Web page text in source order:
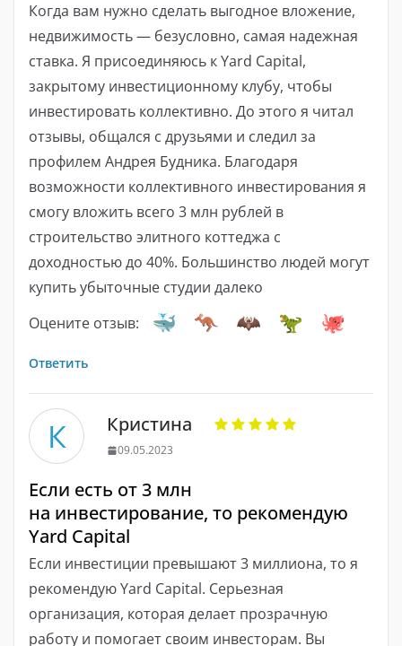
Когда вам нужно сделать выгодное вложение,
недвижимость — безусловно, самая надежная
ставка. Я присоединяюсь к Yard Capital,
закрытому инвестиционному клубу, чтобы
инвестировать коллективно. До этого я читал
отзывы, общался с друзьями и следил за
профилем Андрея Будника. Благодаря
возможности коллективного инвестирования я
смогу вложить всего 3 млн рублей в
строительство элитного коттеджа с
доходностью до 40%. Большинство людей могут
купить убыточные студии далеко
Оцените отзыв:
Ответить
К Кристина
09.05.2023
Если есть от 3 млн
на инвестирование, то рекомендую
Yard Capital
Если инвестиции превышают 3 миллиона, то я
рекомендую Yard Capital. Серьезная
организация, которая делает прозрачную
работу и помогает своим инвесторам. Вы